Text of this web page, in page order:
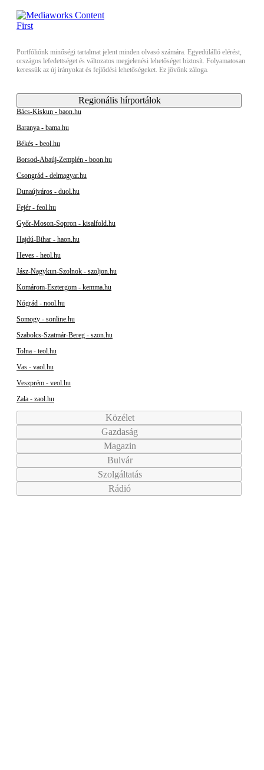
Portfóliónk minőségi tartalmat jelent minden olvasó számára. Egyedülálló elérést,
országos lefedettséget és változatos megjelenési lehetőséget biztosít. Folyamatosan
keressük az új irányokat és fejlődési lehetőségeket. Ez jövőnk záloga.
Regionális hírportálok
Bács-Kiskun - baon.hu
Baranya - bama.hu
Békés - beol.hu
Borsod-Abaúj-Zemplén - boon.hu
Csongrád - delmagyar.hu
Dunaújváros - duol.hu
Fejér - feol.hu
Győr-Moson-Sopron - kisalfold.hu
Hajdú-Bihar - haon.hu
Heves - heol.hu
Jász-Nagykun-Szolnok - szoljon.hu
Komárom-Esztergom - kemma.hu
Nógrád - nool.hu
Somogy - sonline.hu
Szabolcs-Szatmár-Bereg - szon.hu
Tolna - teol.hu
Vas - vaol.hu
Veszprém - veol.hu
Zala - zaol.hu
Közélet
Gazdaság
Magazin
Bulvár
Szolgáltatás
Rádió